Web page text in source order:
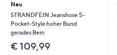
Neu
STRANDFEIN Jeanshose 5-
Pocket-Style hoher Bund
gerades Bein
€ 109,99